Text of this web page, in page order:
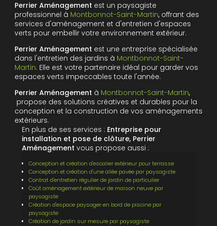
Perrier Aménagement est un paysagiste
professionnel à Montbonnot-Saint-Martin, offrant des
services d'aménagement et d'entretien d'espaces
verts pour embellir votre environnement extérieur.
Perrier Aménagement est une entreprise spécialisée
dans l'entretien des jardins à Montbonnot-Saint-
Martin. Elle est votre partenaire idéal pour garder vos
espaces verts impeccables toute l'année.
Perrier Aménagement à Montbonnot-Saint-Martin,
propose des solutions créatives et durables pour la
conception et la construction de vos aménagements
extérieurs.
En plus de ses services : Entreprise pour
installation et pose de clôture, Perrier
Aménagement vous propose aussi :
Conception et création d'escalier extérieur pour terrasse
Conception et création d'une allée pavée par paysagiste
Contrat d'entretien régulier de jardin de particulier
Coût aménagement extérieur de maison neuve par
paysagiste
Création d'espace paysager en bord de piscine par
paysagiste
Création de jardin sur mesure par paysagiste